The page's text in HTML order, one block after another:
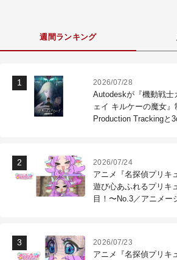
週間ランキング
2026/07/28
Autodeskが『機動戦士
ェイ キルケーの魔女
Production Trackingと
2026/07/24
アニメ『名探偵プリキ
遊び心あふれるプリキ
目！〜No.3／アニメー
2026/07/23
アニメ『名探偵プリキ